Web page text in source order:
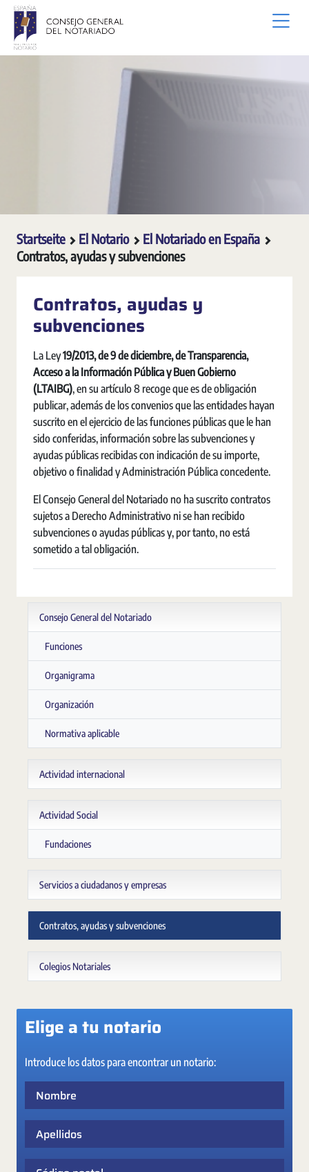
Zum Hauptinhalt springen
Startseite El Notario
El Notariado en España
Contratos, ayudas y subvenciones
Contratos, ayudas y
subvenciones
La Ley19/2013, de 9 de diciembre, de Transparencia,
Acceso a la Información Pública y Buen Gobierno
(LTAIBG), en su artículo 8 recoge que es de obligación
publicar, además de los convenios que las entidades hayan
suscrito en el ejercicio de las funciones públicas que le han
sido conferidas, información sobre las subvenciones y
ayudas públicas recibidas con indicación de su importe,
objetivo o finalidad y Administración Pública concedente.
El Consejo General del Notariado no ha suscrito contratos
sujetos a Derecho Administrativo ni se han recibido
subvenciones o ayudas públicas y, por tanto, no está
sometido a tal obligación.
Consejo General del Notariado
Funciones
Organigrama
Organización
Normativa aplicable
Actividad internacional
Actividad Social
Fundaciones
Servicios a ciudadanos y empresas
Contratos, ayudas y subvenciones
Colegios Notariales
Elige a tu notario
Introduce los datos para encontrar un notario: